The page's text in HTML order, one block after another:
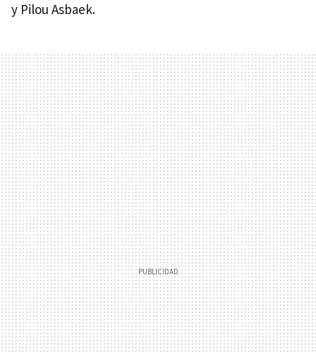
y Pilou Asbaek.